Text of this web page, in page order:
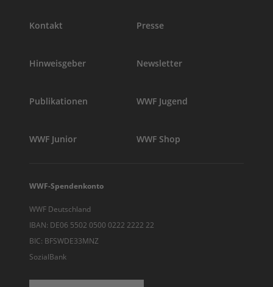
Kontakt Presse
Hinweisgeber Newsletter
Publikationen WWF Jugend
WWF Junior WWF Shop
WWF-Spendenkonto
WWF Deutschland
IBAN: DE06 5502 0500 0222 2222 22
BIC: BFSWDE33MNZ
SozialBank